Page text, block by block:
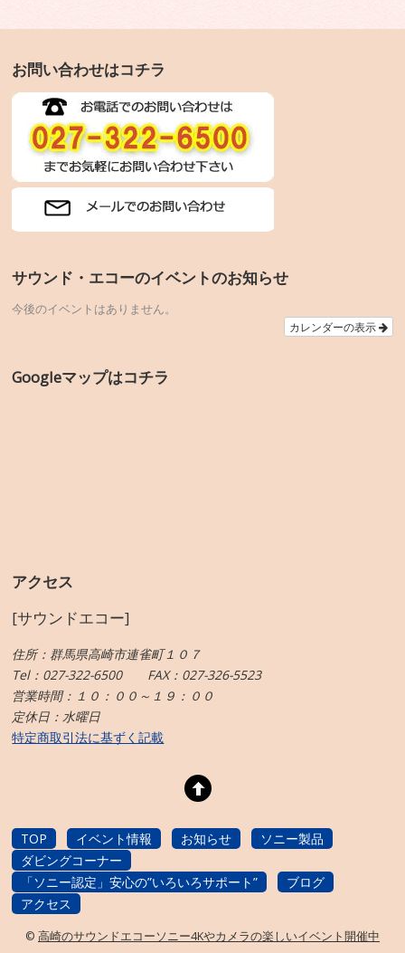
お問い合わせはコチラ
サウンド・エコーのイベントのお知らせ
今後のイベントはありません。
カレンダーの表示
Googleマップはコチラ
アクセス
[サウンドエコー]
住所：群馬県高崎市連雀町１０７
Tel：027-322-6500 FAX：027-326-5523
営業時間：１０：００～１９：００
定休日：水曜日
特定商取引法に基ずく記載
TOP イベント情報 お知らせ
ソニー製品
ダビングコーナー
「ソニー認定」安心の”いろいろサポート”
ブログ
アクセス
© 高崎のサウンドエコーソニー4Kやカメラの楽しいイベント開催中